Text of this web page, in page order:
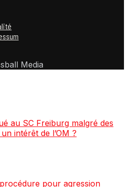
Media
au SC Freiburg malgré des
intérêt de l’OM ?
pour agression